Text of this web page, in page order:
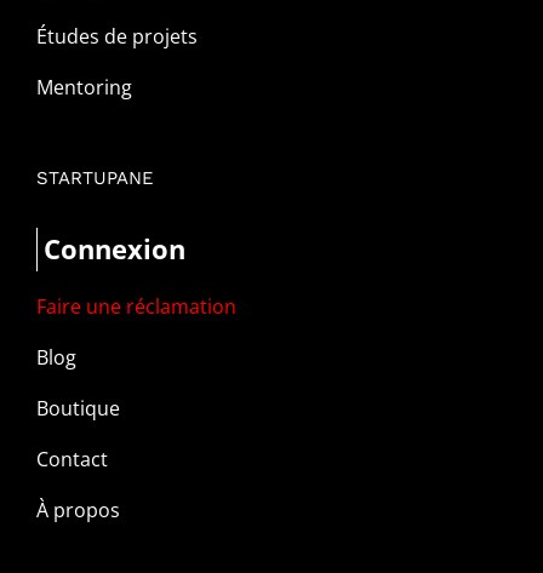
Études de projets
Mentoring
STARTUPANE
Connexion
Faire une réclamation
Blog
Boutique
Contact
À propos